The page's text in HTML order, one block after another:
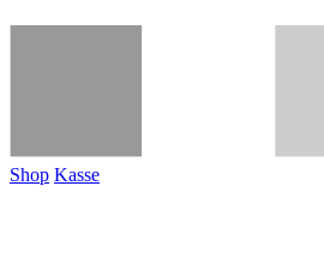
Shop Kasse